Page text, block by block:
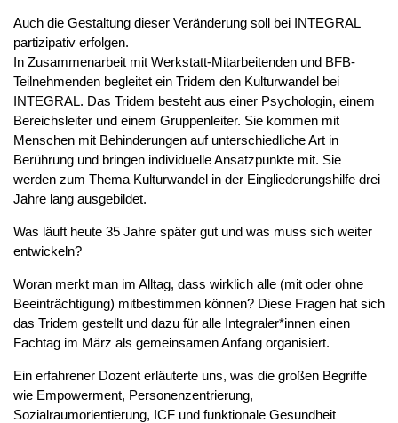
Auch die Gestaltung dieser Veränderung soll bei INTEGRAL
partizipativ erfolgen.
In Zusammenarbeit mit Werkstatt-Mitarbeitenden und BFB-
Teilnehmenden begleitet ein Tridem den Kulturwandel bei
INTEGRAL. Das Tridem besteht aus einer Psychologin, einem
Bereichsleiter und einem Gruppenleiter. Sie kommen mit
Menschen mit Behinderungen auf unterschiedliche Art in
Berührung und bringen individuelle Ansatzpunkte mit. Sie
werden zum Thema Kulturwandel in der Eingliederungshilfe drei
Jahre lang ausgebildet.
Was läuft heute 35 Jahre später gut und was muss sich weiter
entwickeln?
Woran merkt man im Alltag, dass wirklich alle (mit oder ohne
Beeinträchtigung) mitbestimmen können? Diese Fragen hat sich
das Tridem gestellt und dazu für alle Integraler*innen einen
Fachtag im März als gemeinsamen Anfang organisiert.
Ein erfahrener Dozent erläuterte uns, was die großen Begriffe
wie Empowerment, Personenzentrierung,
Sozialraumorientierung, ICF und funktionale Gesundheit